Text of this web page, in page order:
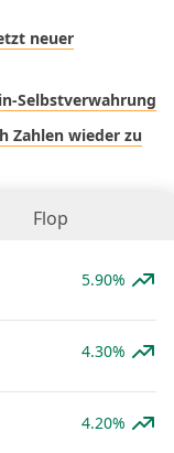
neuer
Selbstverwahrung
Zahlen wieder zu
Flop
5.90%
4.30%
4.20%